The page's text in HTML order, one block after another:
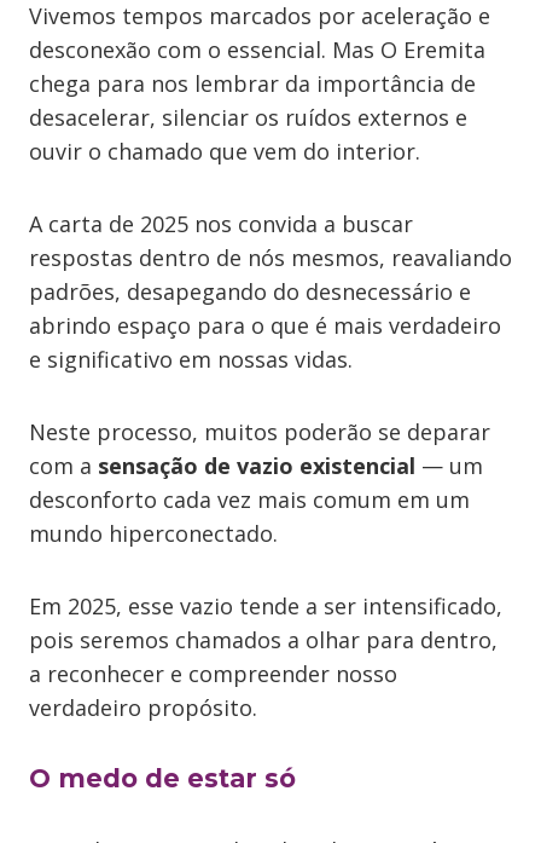
Vivemos tempos marcados por aceleração e
desconexão com o essencial. Mas O Eremita
chega para nos lembrar da importância de
desacelerar, silenciar os ruídos externos e
ouvir o chamado que vem do interior.
A carta de 2025 nos convida a buscar
respostas dentro de nós mesmos, reavaliando
padrões, desapegando do desnecessário e
abrindo espaço para o que é mais verdadeiro
e significativo em nossas vidas.
Neste processo, muitos poderão se deparar
com a sensação de vazio existencial — um
desconforto cada vez mais comum em um
mundo hiperconectado.
Em 2025, esse vazio tende a ser intensificado,
pois seremos chamados a olhar para dentro,
a reconhecer e compreender nosso
verdadeiro propósito.
O medo de estar só